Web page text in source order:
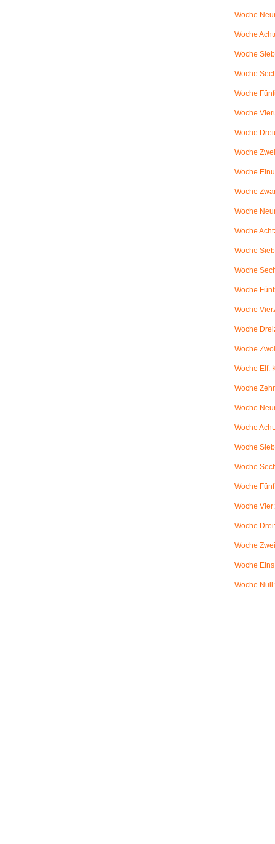
Woche
Woche
Woche
Woche
Woche
Woche
Woche
Woche
Woche
Woche
Woche
Woche
Woche
Woche
Woche
Woche
Woche
Woche
Woche Elf:
Woche
Woche
Woche
Woche
Woche
Woche
Woche
Woche
Woche
Woche
Woche